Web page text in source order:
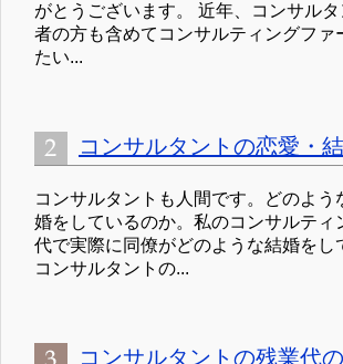
がとうございます。 近年、コンサル
者の方も含めてコンサルティングファ
たい...
コンサルタントの恋愛・
コンサルタントも人間です。どのよう
婚をしているのか。私のコンサルティ
代で実際に同僚がどのような結婚をし
コンサルタントの...
コンサルタントの残業代